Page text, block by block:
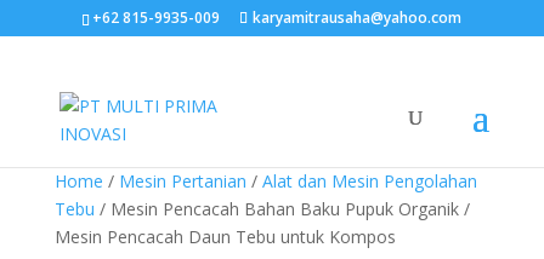
+62 815-9935-009 karyamitrausaha@yahoo.com
Home / Mesin Pertanian / Alat dan Mesin Pengolahan
Tebu / Mesin Pencacah Bahan Baku Pupuk Organik /
Mesin Pencacah Daun Tebu untuk Kompos